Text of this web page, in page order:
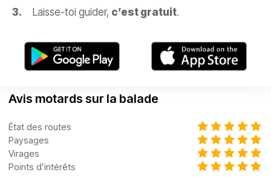
Laisse-toi guider, c’est gratuit.
Avis motards sur la balade
État des routes
Paysages
Virages
Points d’intérêts